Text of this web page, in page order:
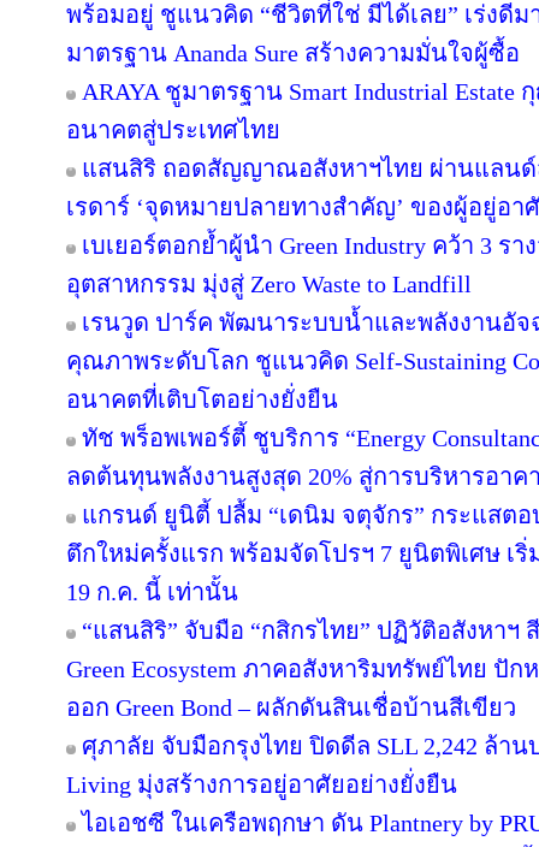
พร้อมอยู่ ชูแนวคิด “ชีวิตที่ใช่ มีได้เลย” เร่งดี
มาตรฐาน Ananda Sure สร้างความมั่นใจผู้ซื้อ
ARAYA ชูมาตรฐาน Smart Industrial
อนาคตสู่ประเทศไทย
แสนสิริ ถอดสัญญาณอสังหาฯไทย ผ่านแลนด์
เรดาร์ ‘จุดหมายปลายทางสำคัญ’ ของผู้อยู่อ
เบเยอร์ตอกย้ำผู้นำ Green Industry คว้า 3 ร
อุตสาหกรรม มุ่งสู่ Zero Waste to Landfill
เรนวูด ปาร์ค พัฒนาระบบน้ำและพลังงานอั
คุณภาพระดับโลก ชูแนวคิด Self-Sustaining
อนาคตที่เติบโตอย่างยั่งยืน
ทัช พร็อพเพอร์ตี้ ชูบริการ “Energy
ลดต้นทุนพลังงานสูงสุด 20% สู่การบริหารอาค
แกรนด์ ยูนิตี้ ปลื้ม “เดนิม จตุจักร” กระแสตอ
ตึกใหม่ครั้งแรก พร้อมจัดโปรฯ 7 ยูนิตพิเศษ เริ่
19 ก.ค. นี้ เท่านั้น
“แสนสิริ” จับมือ “กสิกรไทย” ปฏิวัติอสังหาฯ
Green Ecosystem ภาคอสังหาริมทรัพย์ไทย ปัก
ออก Green Bond – ผลักดันสินเชื่อบ้านสีเขียว
ศุภาลัย จับมือกรุงไทย ปิดดีล SLL 2,242 ล้าน
Living มุ่งสร้างการอยู่อาศัยอย่างยั่งยืน
ไอเอชซี ในเครือพฤกษา ดัน Plantnery by